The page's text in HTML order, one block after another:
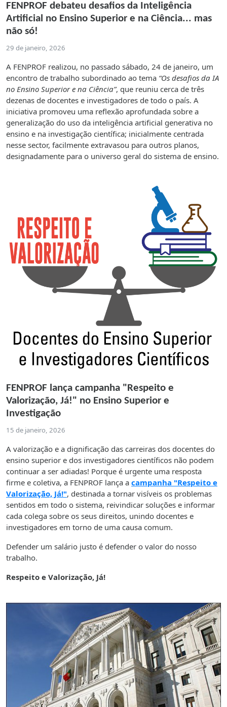
FENPROF debateu desafios da Inteligência
Artificial no Ensino Superior e na Ciência... mas
não só!
29 de janeiro, 2026
A FENPROF realizou, no passado sábado, 24 de janeiro, um
encontro de trabalho subordinado ao tema “Os desafios da IA
no Ensino Superior e na Ciência”, que reuniu cerca de três
dezenas de docentes e investigadores de todo o país. A
iniciativa promoveu uma reflexão aprofundada sobre a
generalização do uso da inteligência artificial generativa no
ensino e na investigação científica; inicialmente centrada
nesse sector, facilmente extravasou para outros planos,
designadamente para o universo geral do sistema de ensino.
FENPROF lança campanha "Respeito e
Valorização, Já!" no Ensino Superior e
Investigação
15 de janeiro, 2026
A valorização e a dignificação das carreiras dos docentes do
ensino superior e dos investigadores científicos não podem
continuar a ser adiadas! Porque é urgente uma resposta
firme e coletiva, a FENPROF lança a campanha "Respeito e
Valorização, Já!", destinada a tornar visíveis os problemas
sentidos em todo o sistema, reivindicar soluções e informar
cada colega sobre os seus direitos, unindo docentes e
investigadores em torno de uma causa comum.
Defender um salário justo é defender o valor do nosso
trabalho.
Respeito e Valorização, Já!